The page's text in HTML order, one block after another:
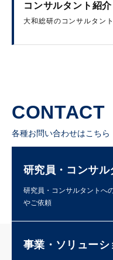
コンサルタント紹介
大和総研のコンサルタン
CONTACT
各種お問い合わせはこちら
研究員・コンサル
研究員・コンサルタントへ
やご依頼
事業・ソリューシ